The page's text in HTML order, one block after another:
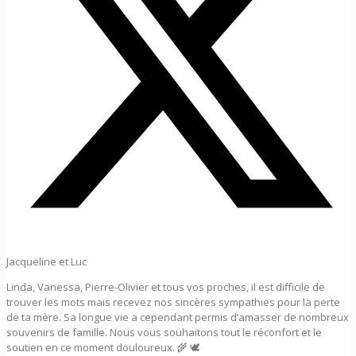
Jacqueline et Luc
Linda, Vanessa, Pierre-Olivier et tous vos proches, il est difficile de
trouver les mots mais recevez nos sincères sympathies pour la perte
de ta mère. Sa longue vie a cependant permis d’amasser de nombreux
souvenirs de famille. Nous vous souhaitons tout le réconfort et le
soutien en ce moment douloureux. 🌾 🕊️